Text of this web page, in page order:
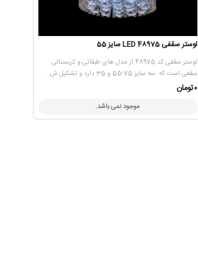
لوستر سقفی 48975 LED سایز 55
لوستر سقفی کد 48975 از مدل های طبقاتی و کریستالی
سقفی است که سه سایز 75-55 و 35 دارد و تشکیل ش..
0تومان
موجود نمی باشد.